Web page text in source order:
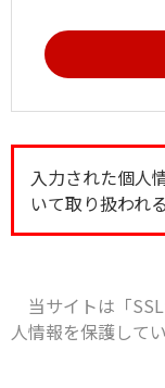
入力された個人
いて取り扱われ
当サイトは「
人情報を保護してい